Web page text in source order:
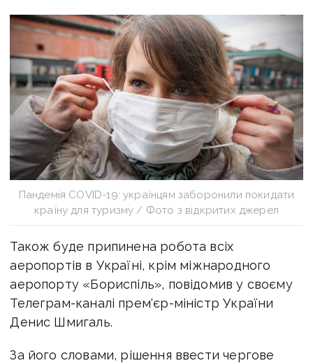
Пандемія COVID-19: українцям заборонили покидати
країну для туризму / Фото з відкритих джерел
Також буде припинена робота всіх
аеропортів в Україні, крім міжнародного
аеропорту «Бориспіль», повідомив у своєму
Телеграм-каналі прем'єр-міністр України
Денис Шмигаль.
За його словами, рішення ввести чергове